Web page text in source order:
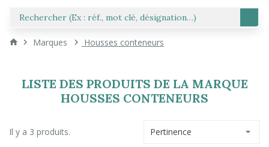
Marques Housses conteneurs
LISTE DES PRODUITS DE LA MARQUE
HOUSSES CONTENEURS
Il y a 3 produits. Pertinence